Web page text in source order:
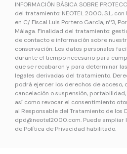
INFORMACIÓN BÁSICA SOBRE
del tratamiento: NEOTEL 2000, S.L,
en C/ Fiscal Luis Portero García, nº3,
Málaga. Finalidad del tratamiento:
de contacto e información sobre
conservación: Los datos personales
durante el tiempo necesario para
que se recabaron y para determinar
legales derivadas del tratamiento.
podrá ejercer los derechos de acceso,
cancelación o suspensión,
así como revocar el consentimiento
al Responsable del Tratamiento de los
dpd@neotel2000.com. Puede ampliar
de Política de Privacidad habilitado.